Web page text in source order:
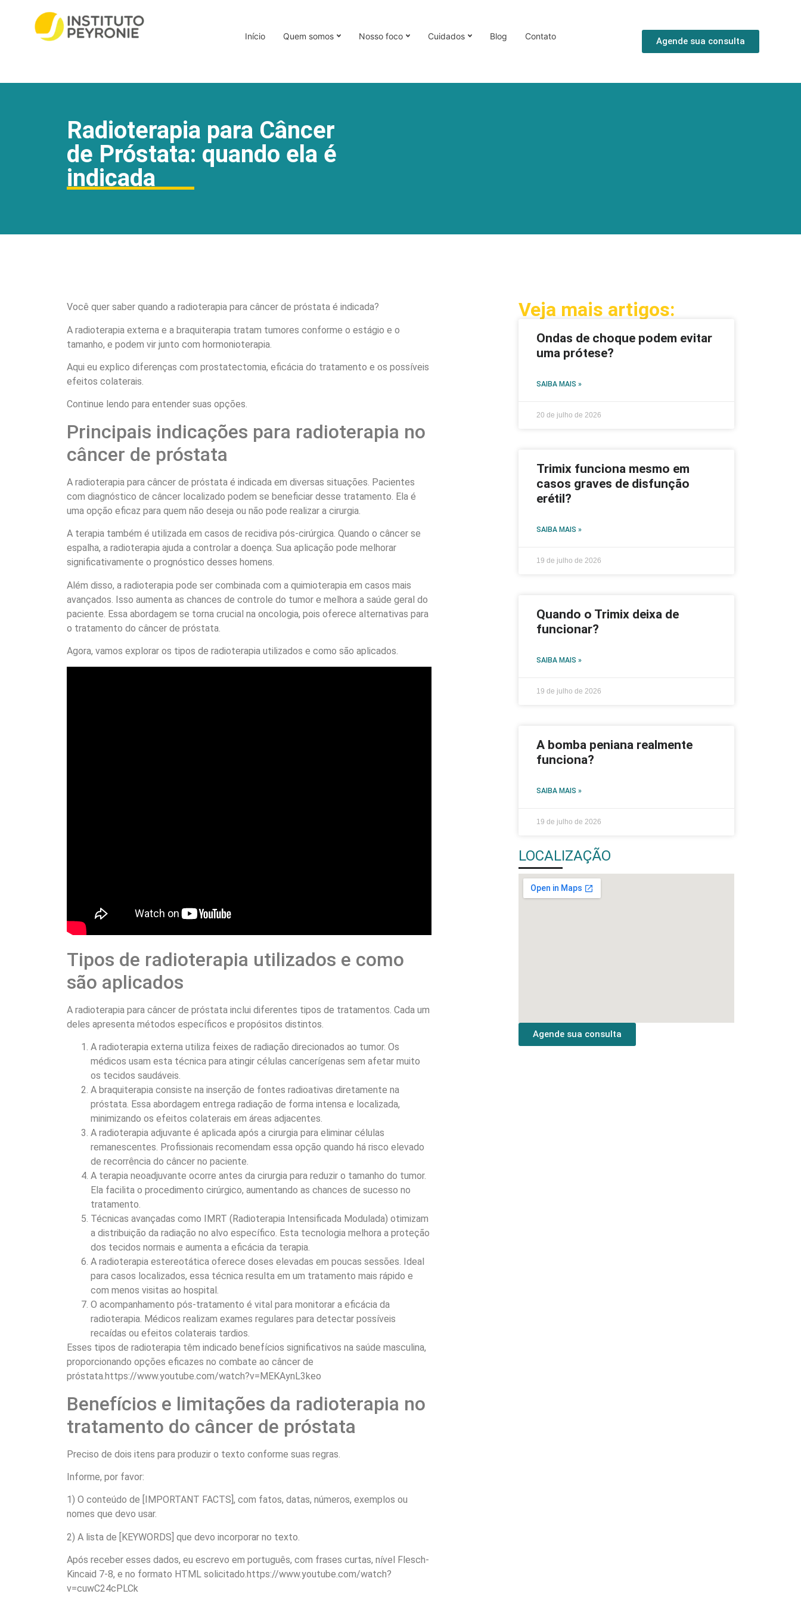
Início Quem somos Nosso foco Cuidados Blog Contato Agende sua consulta
Radioterapia para Câncer
de Próstata: quando ela é
indicada
Você quer saber quando a radioterapia para câncer de próstata é indicada?
A radioterapia externa e a braquiterapia tratam tumores conforme o estágio e o
tamanho, e podem vir junto com hormonioterapia.
Aqui eu explico diferenças com prostatectomia, eficácia do tratamento e os possíveis
efeitos colaterais.
Continue lendo para entender suas opções.
Principais indicações para radioterapia no
câncer de próstata
A radioterapia para câncer de próstata é indicada em diversas situações. Pacientes
com diagnóstico de câncer localizado podem se beneficiar desse tratamento. Ela é
uma opção eficaz para quem não deseja ou não pode realizar a cirurgia.
A terapia também é utilizada em casos de recidiva pós-cirúrgica. Quando o câncer se
espalha, a radioterapia ajuda a controlar a doença. Sua aplicação pode melhorar
significativamente o prognóstico desses homens.
Além disso, a radioterapia pode ser combinada com a quimioterapia em casos mais
avançados. Isso aumenta as chances de controle do tumor e melhora a saúde geral do
paciente. Essa abordagem se torna crucial na oncologia, pois oferece alternativas para
o tratamento do câncer de próstata.
Agora, vamos explorar os tipos de radioterapia utilizados e como são aplicados.
Tipos de radioterapia utilizados e como
são aplicados
A radioterapia para câncer de próstata inclui diferentes tipos de tratamentos. Cada um
deles apresenta métodos específicos e propósitos distintos.
A radioterapia externa utiliza feixes de radiação direcionados ao tumor. Os
médicos usam esta técnica para atingir células cancerígenas sem afetar muito
os tecidos saudáveis.
A braquiterapia consiste na inserção de fontes radioativas diretamente na
próstata. Essa abordagem entrega radiação de forma intensa e localizada,
minimizando os efeitos colaterais em áreas adjacentes.
A radioterapia adjuvante é aplicada após a cirurgia para eliminar células
remanescentes. Profissionais recomendam essa opção quando há risco elevado
de recorrência do câncer no paciente.
A terapia neoadjuvante ocorre antes da cirurgia para reduzir o tamanho do tumor.
Ela facilita o procedimento cirúrgico, aumentando as chances de sucesso no
tratamento.
Técnicas avançadas como IMRT (Radioterapia Intensificada Modulada) otimizam
a distribuição da radiação no alvo específico. Esta tecnologia melhora a proteção
dos tecidos normais e aumenta a eficácia da terapia.
A radioterapia estereotática oferece doses elevadas em poucas sessões. Ideal
para casos localizados, essa técnica resulta em um tratamento mais rápido e
com menos visitas ao hospital.
O acompanhamento pós-tratamento é vital para monitorar a eficácia da
radioterapia. Médicos realizam exames regulares para detectar possíveis
recaídas ou efeitos colaterais tardios.
Esses tipos de radioterapia têm indicado benefícios significativos na saúde masculina,
proporcionando opções eficazes no combate ao câncer de
próstata.https://www.youtube.com/watch?v=MEKAynL3keo
Benefícios e limitações da radioterapia no
tratamento do câncer de próstata
Preciso de dois itens para produzir o texto conforme suas regras.
Informe, por favor:
1) O conteúdo de [IMPORTANT FACTS], com fatos, datas, números, exemplos ou
nomes que devo usar.
2) A lista de [KEYWORDS] que devo incorporar no texto.
Após receber esses dados, eu escrevo em português, com frases curtas, nível Flesch-
Kincaid 7-8, e no formato HTML solicitado.https://www.youtube.com/watch?
v=cuwC24cPLCk
Veja mais artigos:
Ondas de choque podem evitar
uma prótese?
SAIBA MAIS »
20 de julho de 2026
Trimix funciona mesmo em
casos graves de disfunção
erétil?
SAIBA MAIS »
19 de julho de 2026
Quando o Trimix deixa de
funcionar?
SAIBA MAIS »
19 de julho de 2026
A bomba peniana realmente
funciona?
SAIBA MAIS »
19 de julho de 2026
LOCALIZAÇÃO
Agende sua consulta